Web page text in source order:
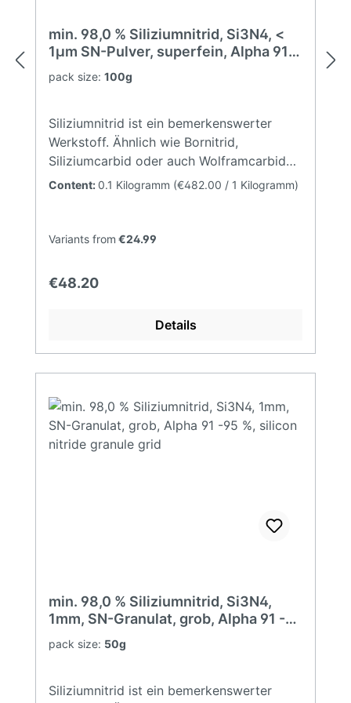
Eigenschaften (typisch)Formel:
SiCModifikation: Alpha SiCFarbe:
GrauKohlenstoff29 - 30,0
%Sauerstoffmax. 2,0 %Aluminiummax.
%BET14 - 16 m²/gRohdichte1,6 - 1,8
g/cm³D100,4 µmD500,75 µmD901,5 µm
min. 98,0 % Siliziumnitrid, Si3N4, <
1µm SN-Pulver, superfein, Alpha 91
-95 %, silicon nitride
pack size: 100g
Siliziumnitrid ist ein bemerkenswerter
Werkstoff. Ähnlich wie Bornitrid,
Siliziumcarbid oder auch Wolframcarbid
zeigt es die für technische Keramik
starken Temperaturwechseln
seines vergleichsweise hohen Preises
bereits in großer Menge in Sensoren des
eingesetzt.Chemisch/physikalische
2,0 %Aluminiummax. 0,08 %Calciummax.
0,02 %Eisenmax. 0,06 %BET10 - 12
m²/gFreies Simax. 0,2 %Alpha Phasemin.
Content: 0.1 Kilogramm (€482.00 / 1 Kilogramm)
Variants from €24.99
Regular price:
€48.20
Details
min. 98,0 % Siliziumnitrid, Si3N4,
1mm, SN-Granulat, grob, Alpha 91 -95
%, silicon nitride granule grid
pack size: 50g
Siliziumnitrid ist ein bemerkenswerter